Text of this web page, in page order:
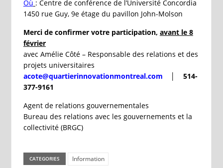
Où : Centre de conférence de l’Université Concordia
1450 rue Guy, 9e étage du pavillon John-Molson
Merci de confirmer votre participation, avant le 8
février
avec Amélie Côté – Responsable des relations et des
projets universitaires
acote@quartierinnovationmontreal.com
│ 514-
377-9161
Agent de relations gouvernementales
Bureau des relations avec les gouvernements et la
collectivité (BRGC)
CATEGORIES Information